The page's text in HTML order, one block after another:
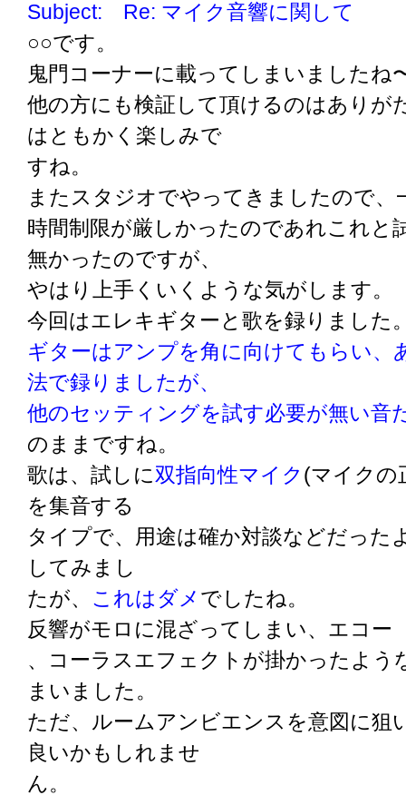
Subject: Re: マイク音響に関して
○○です。
鬼門コーナーに載ってしまいましたね
他の方にも検証して頂けるのはありが
はともかく楽しみで
すね。
またスタジオでやってきましたので、
時間制限が厳しかったのであれこれと
無かったのですが、
やはり上手くいくような気がします。
今回はエレキギターと歌を録りました
ギターはアンプを角に向けてもらい、
法で録りましたが、
他のセッティングを試す必要が無い音
のままですね。
歌は、試しに双指向性マイク (マイクの
を集音する
タイプで、用途は確か対談などだった
してみまし
たが、 これはダメ でしたね。
反響がモロに混ざってしまい、エコー
、コーラスエフェクトが掛かったよう
まいました。
ただ、ルームアンビエンスを意図に狙
良いかもしれませ
ん。